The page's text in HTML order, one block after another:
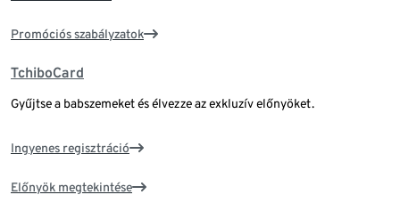
Promóciós szabályzatok
TchiboCard
Gyűjtse a babszemeket és élvezze az exkluzív előnyöket.
Ingyenes regisztráció
Előnyök megtekintése